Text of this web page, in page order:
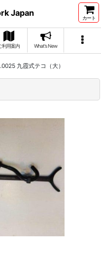
Japan
カート
利用案内 What's New
九霞式テコ（大）